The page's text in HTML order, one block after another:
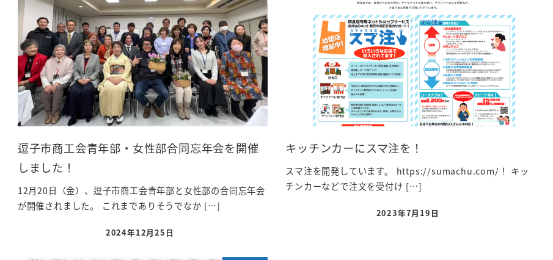
逗子市商工会青年部・女性部合同忘年会を開催
しました！
12月20日（金）、逗子市商工会青年部と女性部の合同忘年会
が開催されました。 これまでありそうでなか […]
2024年12月25日
キッチンカーにスマ注を！
スマ注を開発しています。 https://sumachu.com/！ キッ
チンカーなどで注文を受付け […]
2023年7月19日